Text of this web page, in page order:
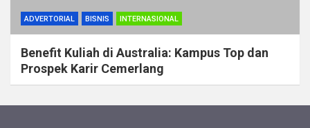
ADVERTORIAL BISNIS INTERNASIONAL
Benefit Kuliah di Australia: Kampus Top dan
Prospek Karir Cemerlang